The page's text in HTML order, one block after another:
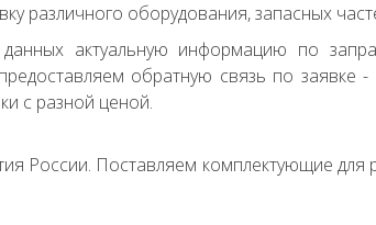
различного оборудования, запасных
актуальную информацию по
обратную связь по заявке
с разной ценой.
России. Поставляем комплектующие для